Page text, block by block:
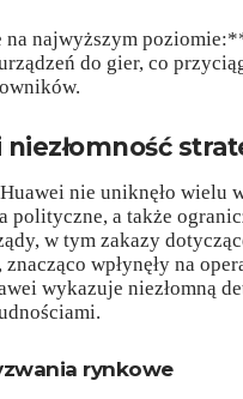
najwyższym
do gier, co
nie uniknęło wielu
polityczne, a także
w tym zakazy
wpłynęły na
wykazuje niezłomną
rynkowe